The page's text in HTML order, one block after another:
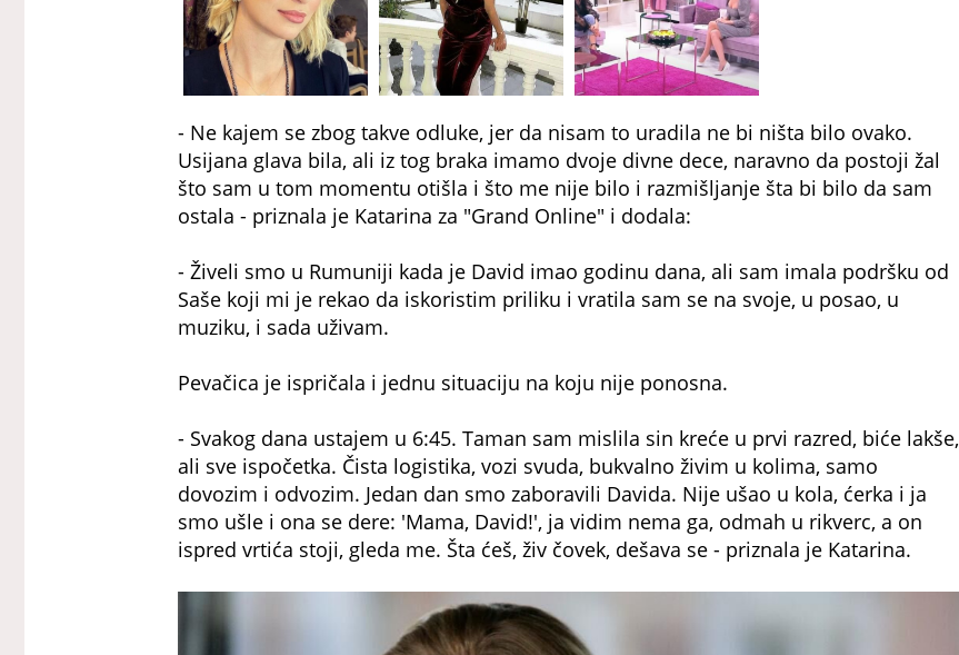
- Ne kajem se zbog takve odluke, jer da nisam to uradila ne bi ništa bilo ovako.
Usijana glava bila, ali iz tog braka imamo dvoje divne dece, naravno da postoji žal
što sam u tom momentu otišla i što me nije bilo i razmišljanje šta bi bilo da sam
ostala - priznala je Katarina za "Grand Online" i dodala:
- Živeli smo u Rumuniji kada je David imao godinu dana, ali sam imala podršku od
Saše koji mi je rekao da iskoristim priliku i vratila sam se na svoje, u posao, u
muziku, i sada uživam.
Pevačica je ispričala i jednu situaciju na koju nije ponosna.
- Svakog dana ustajem u 6:45. Taman sam mislila sin kreće u prvi razred, biće lakše,
ali sve ispočetka. Čista logistika, vozi svuda, bukvalno živim u kolima, samo
dovozim i odvozim. Jedan dan smo zaboravili Davida. Nije ušao u kola, ćerka i ja
smo ušle i ona se dere: 'Mama, David!', ja vidim nema ga, odmah u rikverc, a on
ispred vrtića stoji, gleda me. Šta ćeš, živ čovek, dešava se - priznala je Katarina.